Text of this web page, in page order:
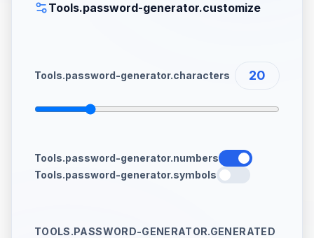
Tools.password-generator.customize
Tools.password-generator.characters 20
Tools.password-generator.numbers
Tools.password-generator.symbols
TOOLS.PASSWORD-GENERATOR.GENERATED